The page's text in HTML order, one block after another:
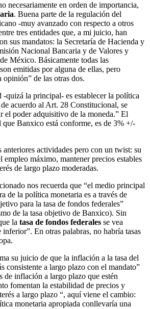
necesariamente en orden de importancia,
. Buena parte de la regulación del
-muy avanzado con respecto a otros
tres entidades que, a mi juicio, han
sus mandatos: la Secretaría de Hacienda y
Nacional Bancaria y de Valores y
México. Básicamente todas las
emitidas por alguna de ellas, pero
opinión” de las otras dos.
-quizá la principal- es establecer la política
acuerdo al Art. 28 Constitucional, se
el poder adquisitivo de la moneda.” El
Banxico está conforme, es de 3% +/-
actividades pero con un twist: su
empleo máximo, mantener precios estables
de largo plazo moderadas.
nos recuerda que “el medio principal
de la política monetaria es a través de
para la tasa de fondos federales”
de la tasa objetivo de Banxico). Sin
la tasa de fondos federales se vea
En otras palabras, no habría tasas
su juicio de que la inflación a la tasa del
consistente a largo plazo con el mandato”
de inflación a largo plazo que estén
fomentan la estabilidad de precios y
a largo plazo “, aquí viene el cambio:
monetaria apropiada conllevaría una